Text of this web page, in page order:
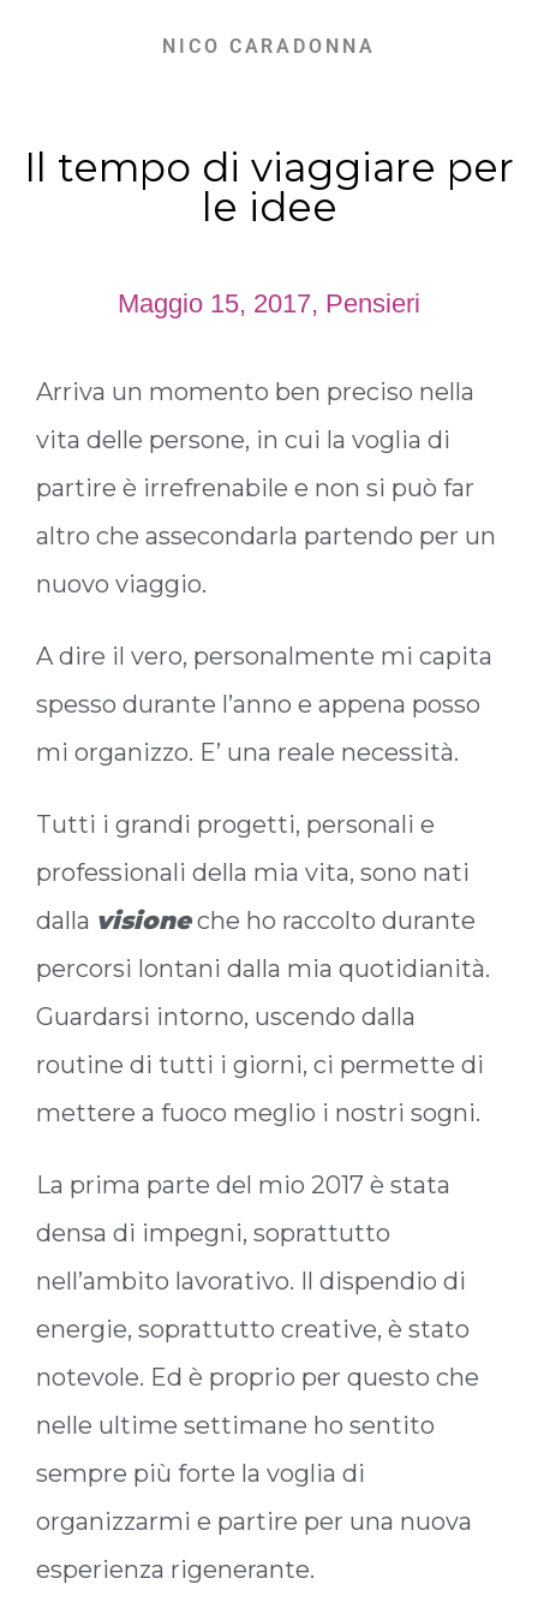
NICO CARADONNA
Il tempo di viaggiare per
le idee
Maggio 15, 2017, Pensieri
Arriva un momento ben preciso nella
vita delle persone, in cui la voglia di
partire è irrefrenabile e non si può far
altro che assecondarla partendo per un
nuovo viaggio.
A dire il vero, personalmente mi capita
spesso durante l’anno e appena posso
mi organizzo. E’ una reale necessità.
Tutti i grandi progetti, personali e
professionali della mia vita, sono nati
dalla visioneche ho raccolto durante
percorsi lontani dalla mia quotidianità.
Guardarsi intorno, uscendo dalla
routine di tutti i giorni, ci permette di
mettere a fuoco meglio i nostri sogni.
La prima parte del mio 2017 è stata
densa di impegni, soprattutto
nell’ambito lavorativo. Il dispendio di
energie, soprattutto creative, è stato
notevole. Ed è proprio per questo che
nelle ultime settimane ho sentito
sempre più forte la voglia di
organizzarmi e partire per una nuova
esperienza rigenerante.